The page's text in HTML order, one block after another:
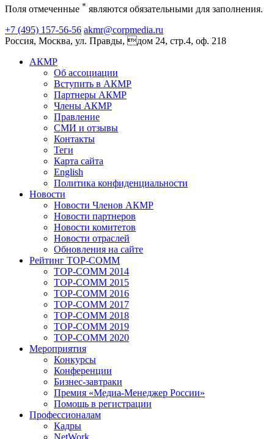
Поля отмеченные * являются обязательными для заполнения.
+7 (495) 157-56-56 akmr@corpmedia.ru
Россия, Москва, ул. Правды, дом 24, стр.4, оф. 218
АКМР
Об ассоциации
Вступить в АКМР
Партнеры АКМР
Члены АКМР
Правление
СМИ и отзывы
Контакты
Теги
Карта сайта
English
Политика конфиденциальности
Новости
Новости Членов АКМР
Новости партнеров
Новости комитетов
Новости отраслей
Обновления на сайте
Рейтинг TOP-COMM
TOP-COMM 2014
TOP-COMM 2015
TOP-COMM 2016
TOP-COMM 2017
TOP-COMM 2018
TOP-COMM 2019
TOP-COMM 2020
Мероприятия
Конкурсы
Конференции
Бизнес-завтраки
Премия «Медиа-Менеджер России»
Помощь в регистрации
Профессионалам
Кадры